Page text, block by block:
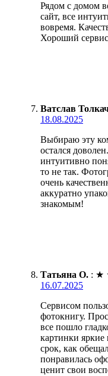
Рядом с домом
сайт, все
вовремя.
Хороший
Ватслав
18.08.2025
Выбираю эту
остался
интуитивно
то не так.
очень
аккуратно
знакомым!
Татьяна О. : ★
16.07.2025
Сервисом
фотокнигу.
все пошло
картинки яркие
срок, как
понравилась
ценит свои